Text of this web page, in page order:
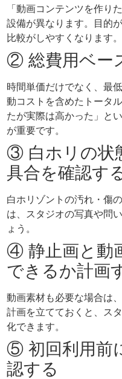
「動画コンテンツを作り
設備が異なります。目的
比較がしやすくなります。
② 総費用ベー
時間単価だけでなく、最
動コストを含めたトータ
たが実際は高かった」と
が重要です。
③ 白ホリの状
具合を確認す
白ホリゾントの汚れ・傷
は、スタジオの写真や問
ょう。
④ 静止画と動
できるか計画
動画素材も必要な場合は
計画を立てておくと、ス
化できます。
⑤ 初回利用前
認する